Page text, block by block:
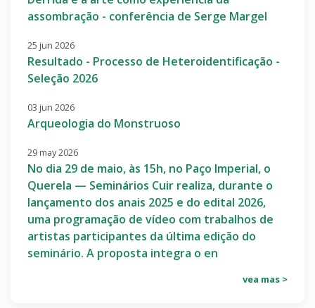
assombração - conferência de Serge Margel
25 jun 2026
Resultado - Processo de Heteroidentificação -
Seleção 2026
03 jun 2026
Arqueologia do Monstruoso
29 may 2026
No dia 29 de maio, às 15h, no Paço Imperial, o
Querela — Seminários Cuir realiza, durante o
lançamento dos anais 2025 e do edital 2026,
uma programação de vídeo com trabalhos de
artistas participantes da última edição do
seminário. A proposta integra o en
vea mas >